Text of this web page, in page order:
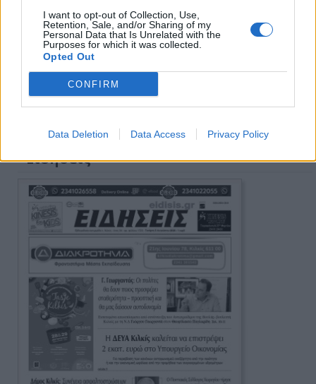
I want to opt-out of Collection, Use,
Retention, Sale, and/or Sharing of my
Personal Data that Is Unrelated with the
Purposes for which it was collected.
Opted Out
CONFIRM
Data Deletion Data Access Privacy Policy
Ειδήσεις